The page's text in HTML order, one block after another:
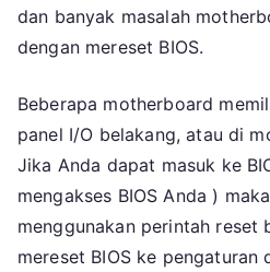
dan banyak masalah
dengan mereset BIOS.
Beberapa motherboard
panel I/O belakang, atau di
Jika Anda dapat masuk ke
mengakses BIOS Anda )
menggunakan perintah reset
mereset BIOS ke pengaturan